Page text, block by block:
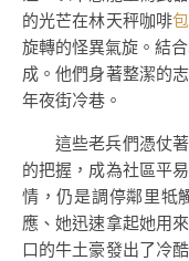
的光芒在林天秤咖啡
旋轉的怪異氣旋。結
成。他們身著整潔的
年夜街冷巷。
這些老兵們憑仗
的把握，成為社區平
情，仍是調停鄰里牴
應、她迅速拿起她用
口的牛土豪發出了冷